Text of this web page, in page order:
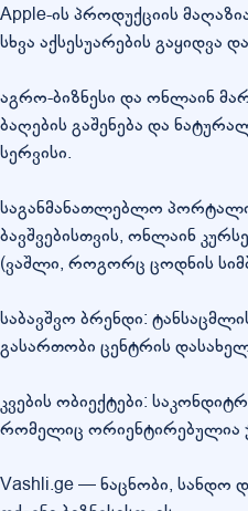
Apple-ის პროდუქციის
სხვა აქსესუარების გაყიდვა
აგრო-ბიზნესი და ონლაინ
ბაღების გაშენება და
სერვისი.
საგანმანათლებლო
ბავშვებისთვის, ონლაინ
(ვაშლი, როგორც ცოდნის
საბავშვო ბრენდი:
გასართობი ცენტრის
კვების ობიექტები:
რომელიც ორიენტირებულია
Vashli.ge — ნაცნობი, სანდო